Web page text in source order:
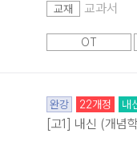
교재 교과서
OT
완강 22개정 내
[고1] 내신 (개념